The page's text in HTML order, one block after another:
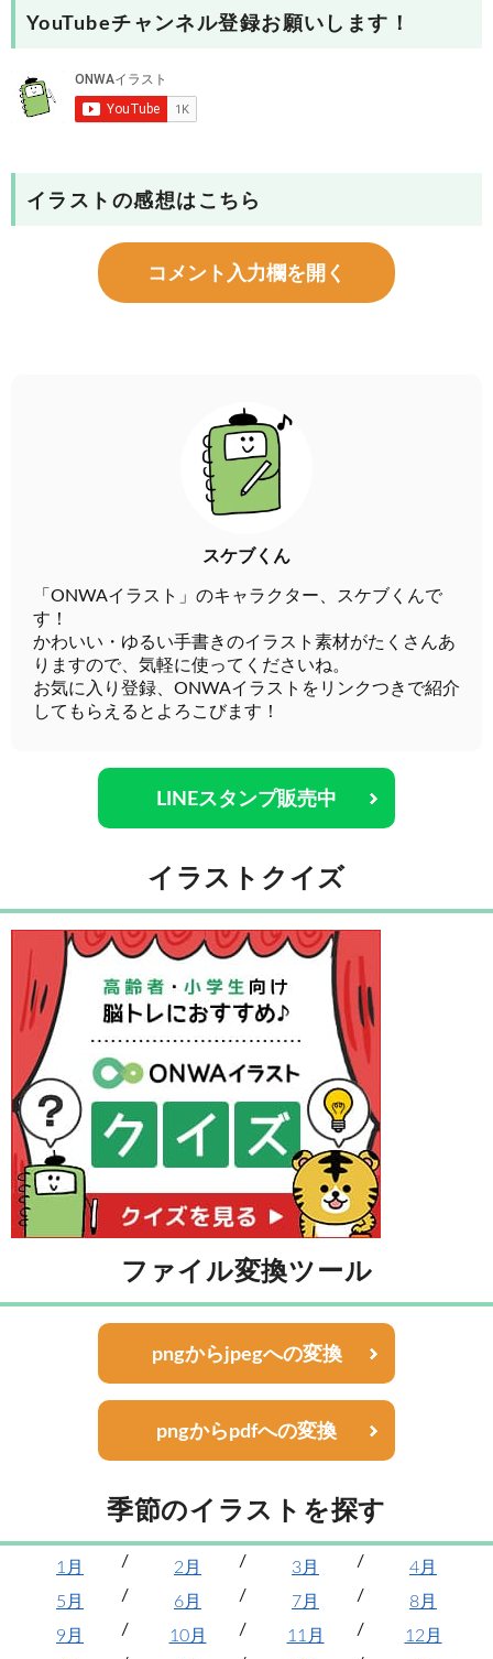
YouTubeチャンネル登録お願いします！
イラストの感想はこちら
コメント入力欄を開く
スケブくん
「ONWAイラスト」のキャラクター、スケブくんで
す！
かわいい・ゆるい手書きのイラスト素材がたくさんあ
りますので、気軽に使ってくださいね。
お気に入り登録、ONWAイラストをリンクつきで紹介
してもらえるとよろこびます！
LINEスタンプ販売中
イラストクイズ
ファイル変換ツール
pngからjpegへの変換
pngからpdfへの変換
季節のイラストを探す
1月 2月 3月
4月
5月
6月 7月
8月
9月
10月 11月
12月